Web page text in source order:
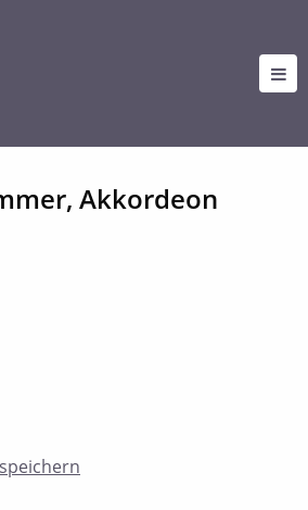
Akkordeon